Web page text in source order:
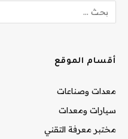
أقسام الموقع
معدات وصناعات
سيارات ومعدات
مختبر معرفة التقني